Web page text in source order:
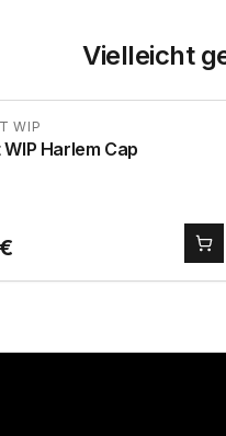
Vielleicht
WIP
Harlem Cap
€